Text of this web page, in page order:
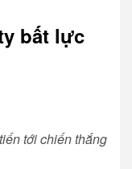
bất lực
tới chiến thắng